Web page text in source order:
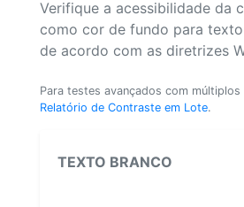
Verifique a acessibilidade da
como cor de fundo para
de acordo com as diretrizes
Para testes avançados com múltiplos
Relatório de Contraste em Lote.
TEXTO BRANCO